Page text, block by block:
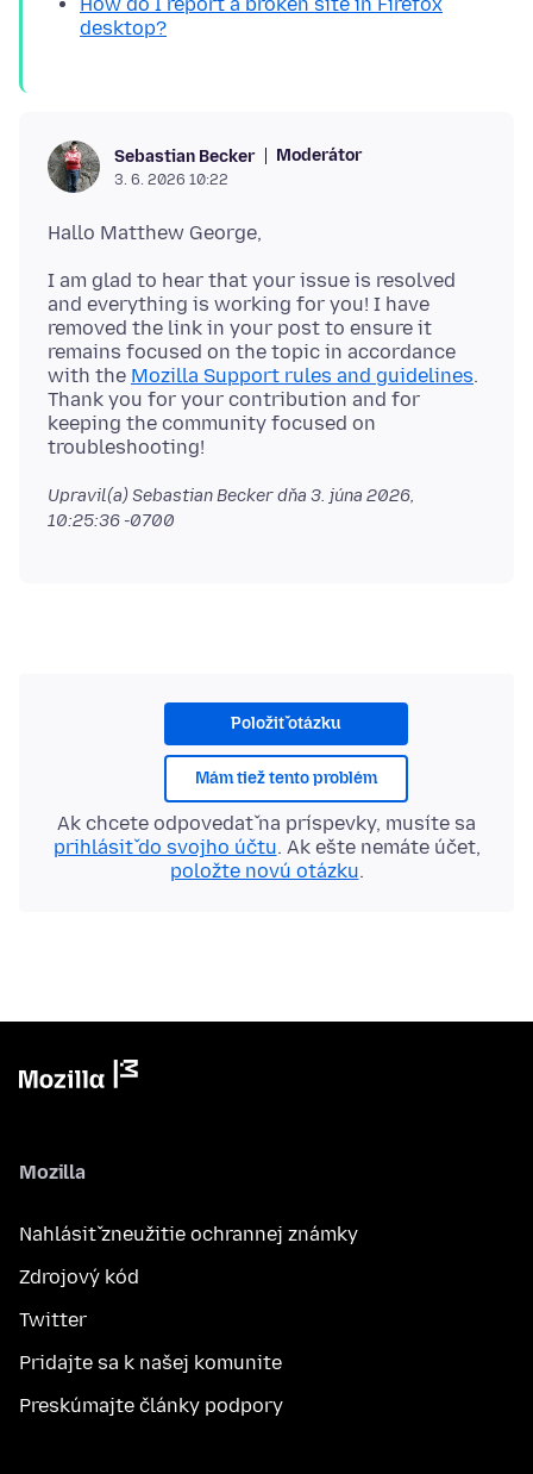
desktop?
Sebastian Becker Moderátor
3. 6. 2026 10:22
I am glad to hear that your issue is resolved
and everything is working for you! I have
removed the link in your post to ensure it
remains focused on the topic in accordance
with the Mozilla Support rules and guidelines.
Thank you for your contribution and for
keeping the community focused on
Upravil(a) Sebastian Becker dňa 3. júna 2026,
10:25:36 -0700
Položiť otázku
Mám tiež tento problém
Ak chcete odpovedať na príspevky, musíte sa
prihlásiť do svojho účtu. Ak ešte nemáte účet,
položte novú otázku.
Mozilla
Nahlásiť zneužitie ochrannej známky
Zdrojový kód
Twitter
Pridajte sa k našej komunite
Preskúmajte články podpory